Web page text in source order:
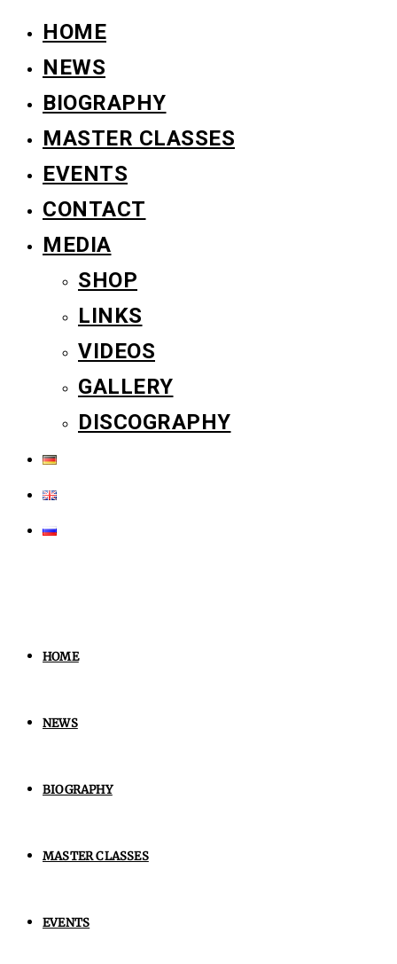
HOME
NEWS
BIOGRAPHY
MASTER CLASSES
EVENTS
CONTACT
MEDIA
SHOP
LINKS
VIDEOS
GALLERY
DISCOGRAPHY
HOME
NEWS
BIOGRAPHY
MASTER CLASSES
EVENTS